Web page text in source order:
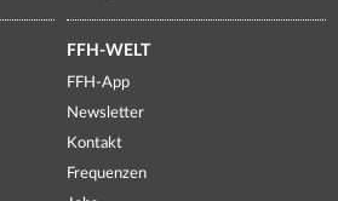
FFH-WELT
FFH-App
Newsletter
Kontakt
Frequenzen